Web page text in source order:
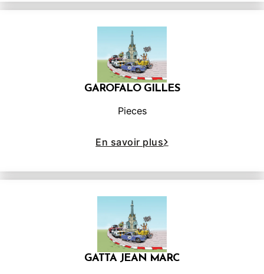
GAROFALO GILLES
Pieces
En savoir plus
GATTA JEAN MARC